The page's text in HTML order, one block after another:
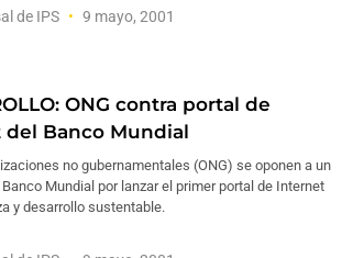
de IPS 9 mayo, 2001
ONG contra portal de
Banco Mundial
no gubernamentales (ONG) se oponen a un
Mundial por lanzar el primer portal de Internet
y desarrollo sustentable.